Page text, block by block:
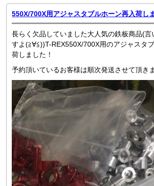
550X/700X用アジャスタブルホーン再入荷し
長らく欠品していました大人気の鉄板商品(
すよ(≧∀≦))T-REX550X/700X用のアジャスタ
荷しました！
予約頂いているお客様は順次発送させて頂き